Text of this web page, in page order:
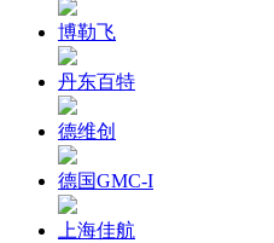
博勒飞
丹东百特
德维创
德国GMC-I
上海佳航